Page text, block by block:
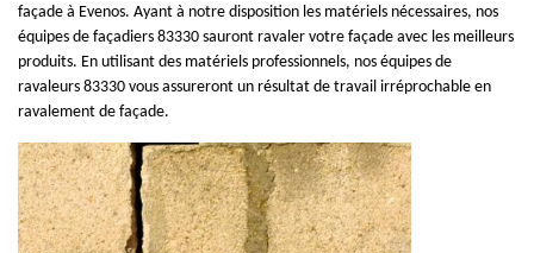
façade à Evenos. Ayant à notre disposition les matériels nécessaires, nos
équipes de façadiers 83330 sauront ravaler votre façade avec les meilleurs
produits. En utilisant des matériels professionnels, nos équipes de
ravaleurs 83330 vous assureront un résultat de travail irréprochable en
ravalement de façade.